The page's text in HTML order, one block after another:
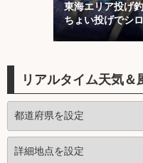
東海エリア投げ
ちょい投げでシ
リアルタイム天気＆